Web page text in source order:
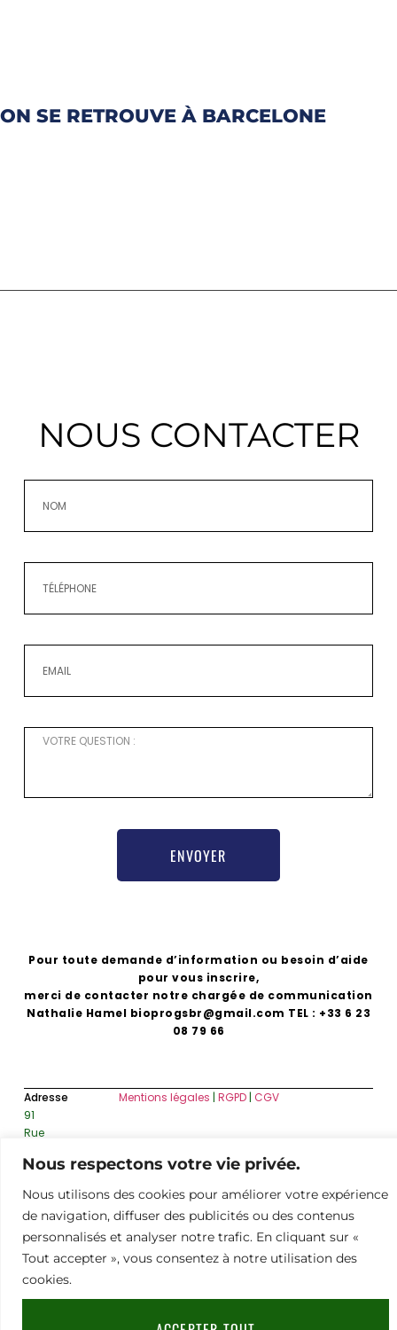
Nous respectons votre vie privée.
Nous utilisons des cookies pour améliorer votre expérience
de navigation, diffuser des publicités ou des contenus
personnalisés et analyser notre trafic. En cliquant sur «
Tout accepter », vous consentez à notre utilisation des
cookies.
ON SE RETROUVE À BARCELONE
NOUS CONTACTER
ENVOYER
Pour toute demande d’information ou besoin d’aide
pour vous inscrire,
merci de contacter notre chargée de communication
Nathalie Hamel bioprogsbr@gmail.com TEL : +33 6 23
08 79 66
Adresse
91
Rue
Faubourg
Honoré,
75008
Paris
Mentions légales | RGPD| CGV